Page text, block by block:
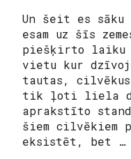
Un šeit es
esam uz šīs
piešķirto laiku
vietu kur
tautas,
tik ļoti liela
aprakstīto
šiem cilvēkiem
eksistēt, bet …